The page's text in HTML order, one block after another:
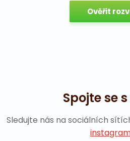
Ověřit
Spojte se
Sledujte nás na sociálních